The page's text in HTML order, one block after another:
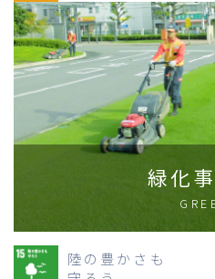
緑化
陸の豊かさも